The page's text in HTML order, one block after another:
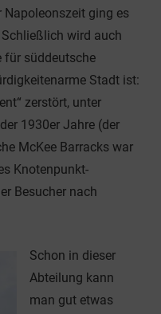
Napoleonszeit ging es
wird auch
für süddeutsche
Stadt ist:
zerstört, unter
1930er Jahre (der
McKee Barracks war
Knotenpunkt-
Besucher nach
Schon in dieser
Abteilung kann
man gut etwas